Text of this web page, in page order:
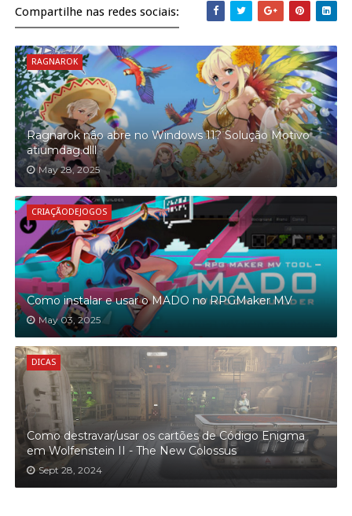
Compartilhe nas redes sociais:
RAGNAROK
Ragnarok não abre no Windows 11? Solução Motivo
atiumdag.dlll
May 28, 2025
CRIAÇÃODEJOGOS
Como instalar e usar o MADO no RPGMaker MV
May 03, 2025
DICAS
Como destravar/usar os cartões de Código Enigma
em Wolfenstein II - The New Colossus
Sept 28, 2024